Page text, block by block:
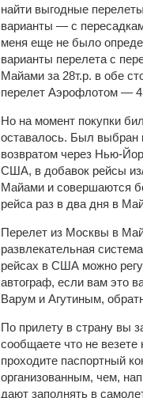
найти выгодные
варианты — с
меня еще не было
варианты перелета с
Майами за 28т.р. в обе
перелет Аэрофлотом —
Но на момент покупки
оставалось. Был выбран
возвратом через Нью-
США, в добавок рейсы
Майами и совершаются
рейса раз в два дня в
Перелет из Москвы в
развлекательная
рейсах в США можно
автограф, если вам это
Варум и Агутиным,
По прилету в страну вы
сообщаете что не везете
проходите паспортный
организованным, чем,
дают заполнять в